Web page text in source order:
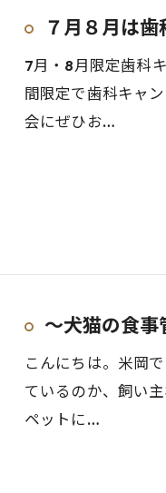
７月８月は
7月・8月限定歯科
間限定で歯科キャ
会にぜひお…
～犬猫の食
こんにちは。米岡
ているのか、飼い
ペットに…